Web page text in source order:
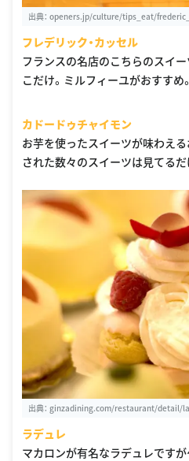
出典： openers.jp/culture/tips_eat/
フレデリック・カッセル
フランスの名店のこちらのスイ
こだけ。ミルフィーユがおすすめ。
カドードゥチャイモン
お芋を使ったスイーツが味わえ
された数々のスイーツは見てる
出典： ginzadining.com/restaurant/detail/
ラデュレ
マカロンが有名なラデュレです